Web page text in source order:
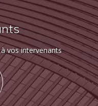
vos intervenants